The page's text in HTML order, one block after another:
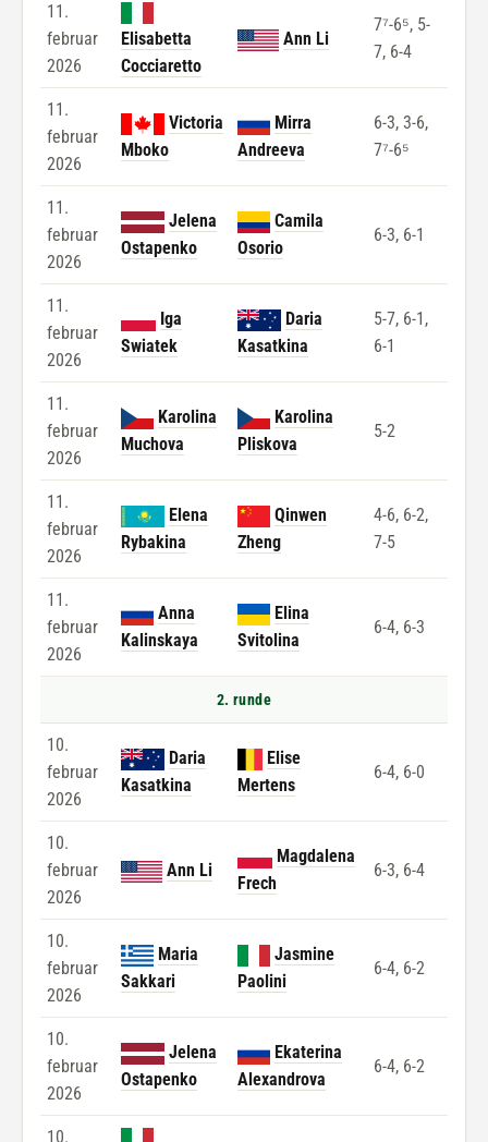
11.
februar
2026
Elisabetta
Cocciaretto
Ann Li
7⁷-6⁵, 5-
7, 6-4
11.
februar
2026
Victoria
Mboko
Mirra
Andreeva
6-3, 3-6,
7⁷-6⁵
11.
februar
2026
Jelena
Ostapenko
Camila
Osorio
6-3, 6-1
11.
februar
2026
Iga
Swiatek
Daria
Kasatkina
5-7, 6-1,
6-1
11.
februar
2026
Karolina
Muchova
Karolina
Pliskova
5-2
11.
februar
2026
Elena
Rybakina
Qinwen
Zheng
4-6, 6-2,
7-5
11.
februar
2026
Anna
Kalinskaya
Elina
Svitolina
6-4, 6-3
2. runde
10.
februar
2026
Daria
Kasatkina
Elise
Mertens
6-4, 6-0
10.
februar
2026
Ann Li
Magdalena
Frech
6-3, 6-4
10.
februar
2026
Maria
Sakkari
Jasmine
Paolini
6-4, 6-2
10.
februar
2026
Jelena
Ostapenko
Ekaterina
Alexandrova
6-4, 6-2
10.